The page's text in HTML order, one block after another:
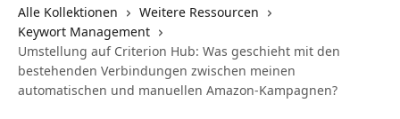
Alle Kollektionen
Weitere Ressourcen
Keywort Management
Umstellung auf Criterion Hub: Was geschieht mit den
bestehenden Verbindungen zwischen meinen
automatischen und manuellen Amazon-Kampagnen?